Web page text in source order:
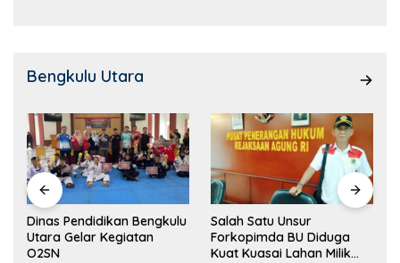
Bengkulu Utara
Bengkulu
Kegiatan
Salah Satu Unsur
Forkopimda BU Diduga
Kuat Kuasai Lahan Milik
Perangkap